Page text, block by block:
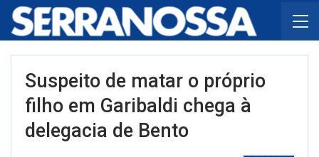
Suspeito de matar o próprio
filho em Garibaldi chega à
delegacia de Bento